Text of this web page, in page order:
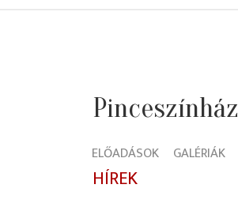
Pinceszínház
ELŐADÁSOK GALÉRIÁK
HÍREK